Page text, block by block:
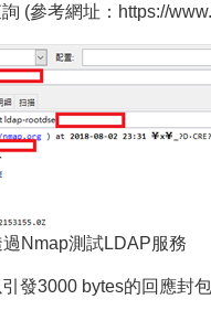
(參考網址：https://
過Nmap測試LDAP服務
發3000 bytes的回應封包